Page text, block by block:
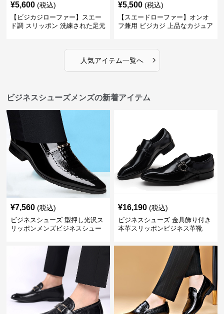
¥5,600 (税込)
【ビジカジローファー】スエー
ド調 スリッポン 洗練された足元
¥5,500 (税込)
【スエードローファー】オンオ
フ兼用 ビジカジ 上品なカジュア
人気アイテム一覧へ ›
ビジネスシューズメンズの新着アイテム
¥7,560 (税込)
ビジネスシューズ 型押し光沢ス
リッポンメンズビジネスシュー
¥16,190 (税込)
ビジネスシューズ 金具飾り付き
本革スリッポンビジネス革靴